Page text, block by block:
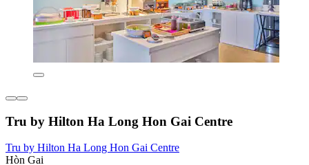
Tru by Hilton Ha Long Hon Gai Centre
Tru by Hilton Ha Long Hon Gai Centre
Hòn Gai